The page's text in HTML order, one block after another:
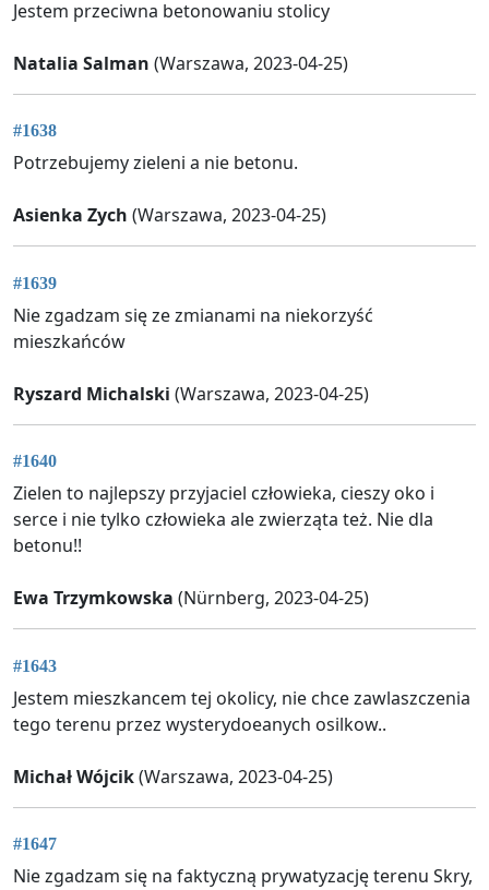
Jestem przeciwna betonowaniu stolicy
Natalia Salman (Warszawa, 2023-04-25)
#1638
Potrzebujemy zieleni a nie betonu.
Asienka Zych (Warszawa, 2023-04-25)
#1639
Nie zgadzam się ze zmianami na niekorzyść
mieszkańców
Ryszard Michalski (Warszawa, 2023-04-25)
#1640
Zielen to najlepszy przyjaciel człowieka, cieszy oko i
serce i nie tylko człowieka ale zwierząta też. Nie dla
betonu!!
Ewa Trzymkowska (Nürnberg, 2023-04-25)
#1643
Jestem mieszkancem tej okolicy, nie chce zawlaszczenia
tego terenu przez wysterydoeanych osilkow..
Michał Wójcik(Warszawa, 2023-04-25)
#1647
Nie zgadzam się na faktyczną prywatyzację terenu Skry,